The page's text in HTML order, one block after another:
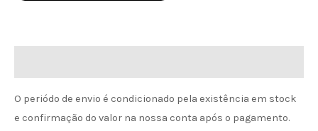
O periódo de envio é condicionado pela existência em stock
e confirmação do valor na nossa conta após o pagamento.